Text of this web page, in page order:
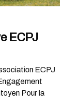
ECPJ
ECPJ
Pour la